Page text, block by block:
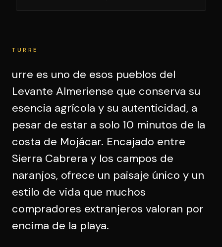
TURRE
urre es uno de esos pueblos del
Levante Almeriense que conserva su
esencia agrícola y su autenticidad, a
pesar de estar a solo 10 minutos de la
costa de Mojácar. Encajado entre
Sierra Cabrera y los campos de
naranjos, ofrece un paisaje único y un
estilo de vida que muchos
compradores extranjeros valoran por
encima de la playa.